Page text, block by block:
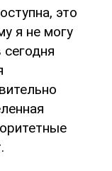
это
я не могу